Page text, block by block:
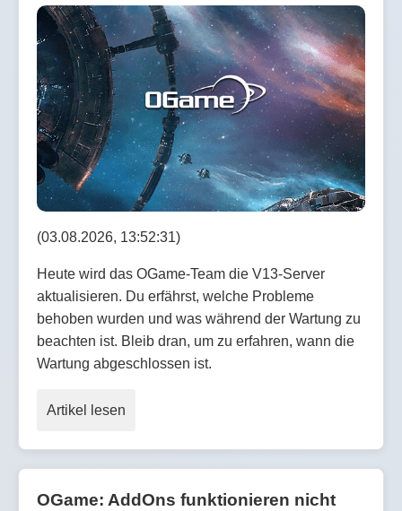
(03.08.2026, 13:52:31)
Heute wird das OGame-Team die V13-Server
aktualisieren. Du erfährst, welche Probleme
behoben wurden und was während der Wartung zu
beachten ist. Bleib dran, um zu erfahren, wann die
Wartung abgeschlossen ist.
Artikel lesen
OGame: AddOns funktionieren nicht